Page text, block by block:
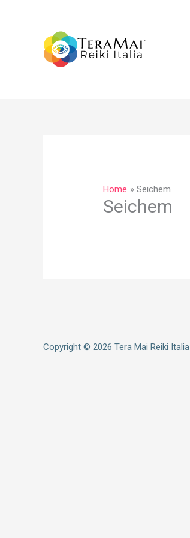
Home Seichem
Seichem
Copyright © 2026 Tera Mai Reiki Italia